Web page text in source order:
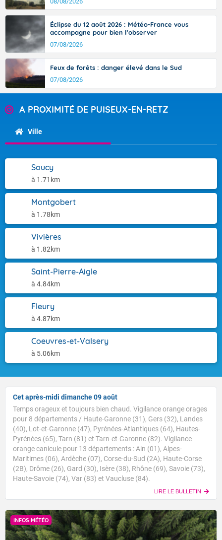
Éclipse du 12 août 2026 : Météo-France vous
accompagne pour bien l'observer
07/08/2026
Feux de forêts : danger élevé dans le Sud
07/08/2026
A PROXIMITÉ DE PUISEUX-EN-RETZ
Ville
Soucy
à 1.71km
Montgobert
à 1.78km
Vivières
à 1.82km
Saint-Pierre-Aigle
à 4.84km
Fleury
à 4.87km
Coeuvres-et-Valsery
à 5.06km
Cet après-midi dimanche 09 août
Temps orageux et toujours bien chaud. Vigilance orange orages
pour 8 départements / Haute-Garonne (31), Gers (32), Landes
(40), Lot-et-Garonne (47), Pyrénées-Atlantiques (64), Hautes-
Pyrénées (65), Tarn (81) et Tarn-et-Garonne (82). Vigilance
orange canicule pour 13 départements : Ain (01), Alpes-
Maritimes (06), Ardèche (07), Corse-du-Sud (2A), Haute-Corse
(2B), Drôme (26), Gard (30), Isère (38), Rhône (69), Savoie (73),
Haute-Savoie (74), Var (83) et Vaucluse (84).
LIRE LE BULLETIN
INFOS MÉTÉO